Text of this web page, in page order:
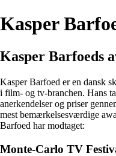
Kasper
Kasper Barfoeds
Kasper Barfoed er en dansk
i film- og tv-branchen. Hans
anerkendelser og priser
mest bemærkelsesværdige
Barfoed har modtaget:
Monte-Carlo TV